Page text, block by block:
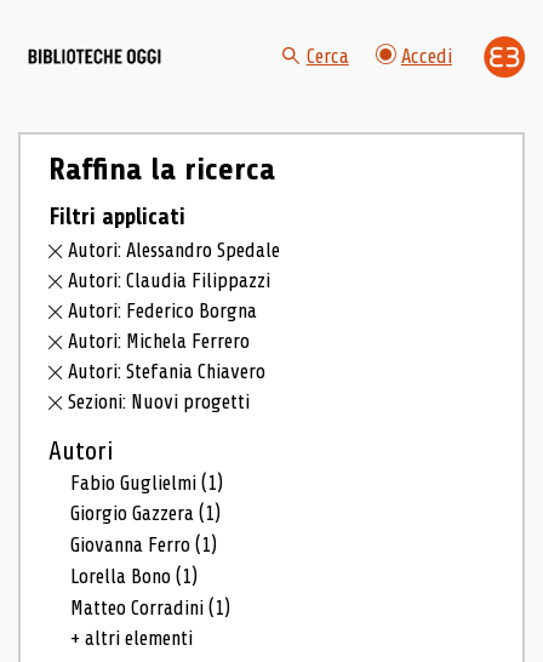
Cerca Accedi
Raffina la ricerca
Filtri applicati
Autori: Alessandro Spedale
Autori: Claudia Filippazzi
Autori: Federico Borgna
Autori: Michela Ferrero
Autori: Stefania Chiavero
Sezioni: Nuovi progetti
Autori
Fabio Guglielmi(1)
Giorgio Gazzera(1)
Giovanna Ferro(1)
Lorella Bono(1)
Matteo Corradini(1)
+ altri elementi